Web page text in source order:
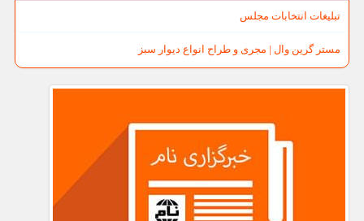
تبلیغات انتخابات مجلس
مستر گرین وال | مجری و طراح انواع دیوار سبز